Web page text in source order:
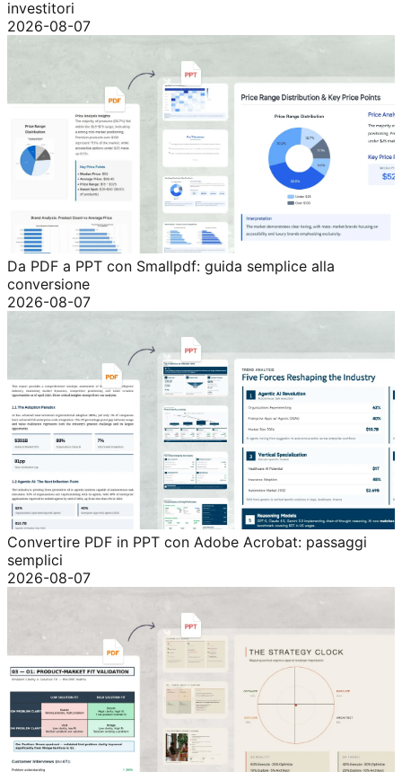
investitori
2026-08-07
Da PDF a PPT con Smallpdf: guida semplice alla
conversione
2026-08-07
Convertire PDF in PPT con Adobe Acrobat: passaggi
semplici
2026-08-07